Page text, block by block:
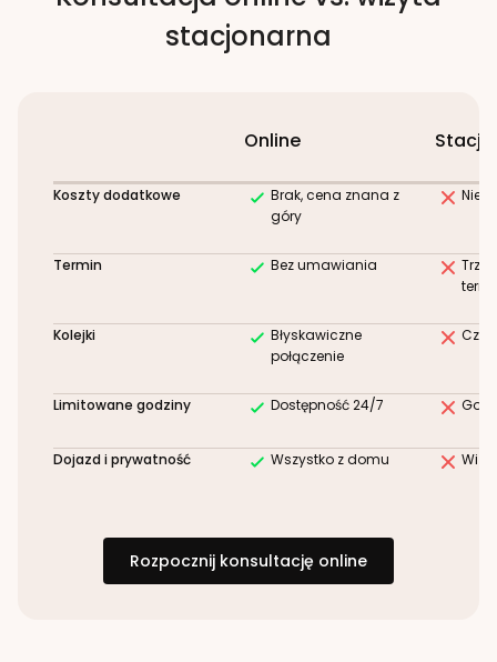
stacjonarna
Online
Koszty dodatkowe
Brak, cena znana z
góry
Termin Bez umawiania
Kolejki
Błyskawiczne
połączenie
Limitowane godziny Dostępność 24/7
Dojazd i prywatność Wszystko z domu
Rozpocznij konsultację online